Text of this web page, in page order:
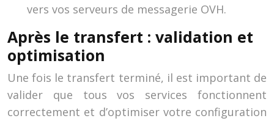
vers vos serveurs de messagerie OVH.
Après le transfert : validation et
optimisation
Une fois le transfert terminé, il est important de
valider que tous vos services fonctionnent
correctement et d’optimiser votre configuration